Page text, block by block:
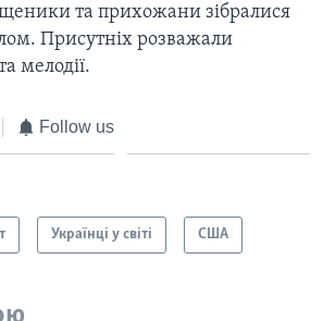
та прихожани зібралися
Присутніх розважали
мелодії.
Follow us
Українці у світі США